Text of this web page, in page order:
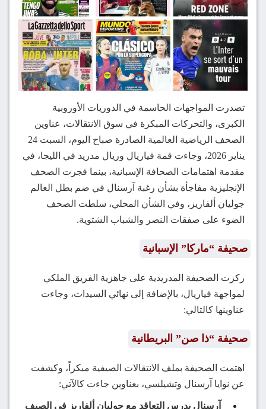
تصدرت المواجهات الحاسمة في الدوريات الأوروبية
الكبرى، والتحركات المبكرة في سوق الانتقالات، عناوين
الصحف الرياضية العالمية الصادرة صباح اليوم، السبت 24
يناير 2026، وجاءت قمة فياريال وريال مدريد في الليجا، في
مقدمة اهتمامات الصحافة الإسبانية، بينما فجرت الصحف
الإنجليزية مفاجأة بشأن رغبة آرسنال في ضم بطل العالم
جوليان ألفاريز، وفي الشأن المحلي، سلطت الصحف
الضوء على صفقات النصر والشباب الشتوية.
صحيفة “ماركا” الإسبانية
ركزت الصحيفة المدريدية على جاهزية الفريق الملكي
لمواجهة فياريال، بالإضافة إلى نهائي السيدات، وجاءت
عناوينها كالتالي:
صحيفة “ذا صن” البريطانية
اهتمت الصحيفة بملف الانتقالات الصيفية مبكراً، وكشفت
عن نوايا آرسنال وتشيلسي، بعناوين جاءت كالآتي:
آرسنال يدرس التعاقد مع جوليان ألفاريز في الصيف